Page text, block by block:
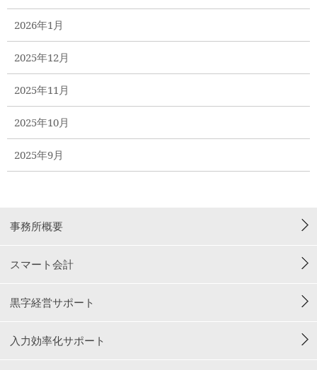
2026年1月
2025年12月
2025年11月
2025年10月
2025年9月
事務所概要
スマート会計
黒字経営サポート
入力効率化サポート